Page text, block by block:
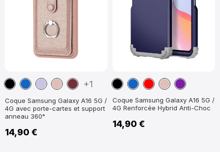
NoirBleuVioletOr Vin +1
Coque Samsung Galaxy A16 5G /
4G avec porte-cartes et support
anneau 360°
14,90 €
NoirBleuRouge
Or Violet
Coque Samsung Galaxy A16 5G /
4G Renforcée Hybrid Anti-Choc
14,90 €